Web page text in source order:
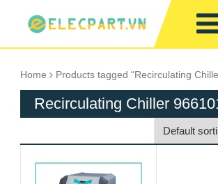
Home Products tagged “Recirculating
Recirculating Chiller